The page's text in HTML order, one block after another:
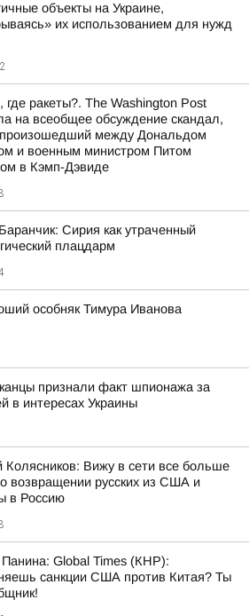
объекты на Украине,
их использованием для нужд
где ракеты?. The Washington Post
на всеобщее обсуждение скандал,
между Дональдом
и военным министром Питом
в Кэмп-Дэвиде
Сирия как утраченный
плацдарм
особняк Тимура Иванова
признали факт шпионажа за
в интересах Украины
Колясников: Вижу в сети все больше
возвращении русских из США и
в Россию
Global Times (КНР):
санкции США против Китая? Ты